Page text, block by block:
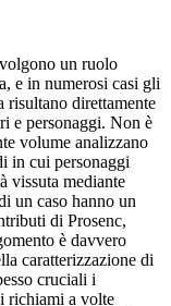
un ruolo
e in numerosi casi gli
risultano direttamente
e personaggi. Non è
volume analizzano
in cui personaggi
vissuta mediante
un caso hanno un
di Prosenc,
è davvero
caratterizzazione di
cruciali i
richiami a volte